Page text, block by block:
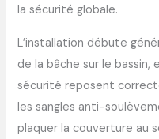
la sécurité globale.
L’installation débute
de la bâche sur le bassin,
sécurité reposent
les sangles anti-
plaquer la couverture au